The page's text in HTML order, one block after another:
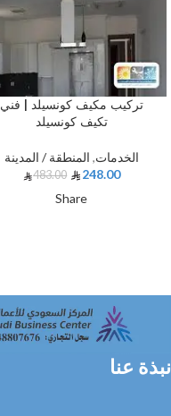
تركيب مكيف كونسيلد | فني
تكيف كونسيلد
الخدمات, المنطقة / المدينة
483.00
248.00
Share
نبذة عنا